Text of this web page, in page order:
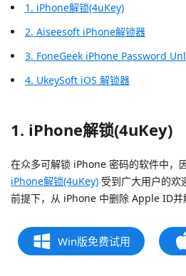
1. iPhone解锁(4uKey)
2. Aiseesoft iPhone解锁器
3. FoneGeek iPhone Password
4. UkeySoft iOS 解锁器
1. iPhone解锁(4uKey)
在众多可解锁 iPhone 密码的软件中，
iPhone解锁(4uKey) 受到广大用户的欢
前提下，从 iPhone 中删除 Apple ID并
Win版免费试用